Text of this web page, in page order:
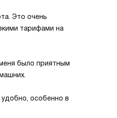
Это очень
тарифами на
было приятным
особенно в